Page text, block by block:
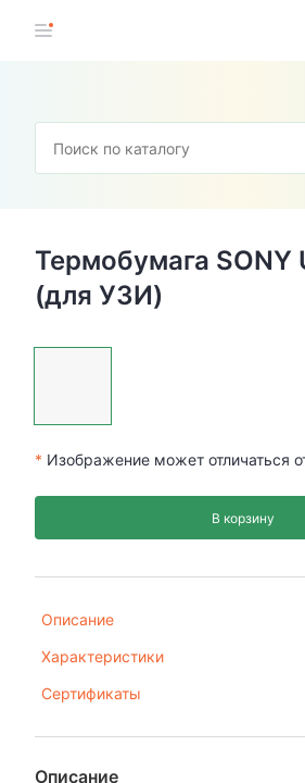
Термобумага SONY
(для УЗИ)
* Изображение может отличаться
В корзину
Описание
Характеристики
Сертификаты
Описание